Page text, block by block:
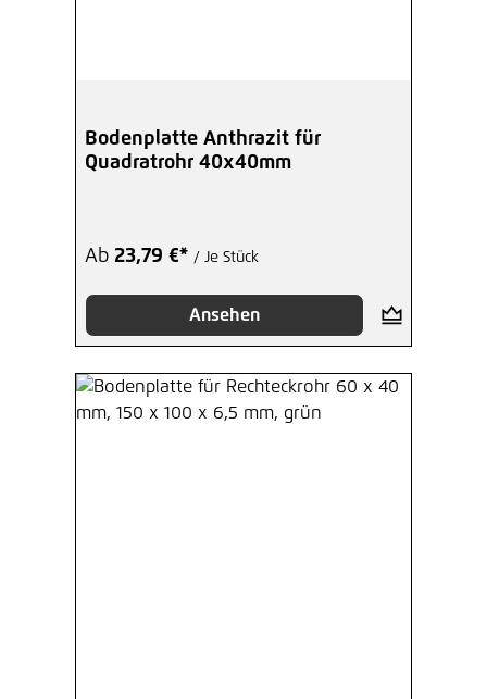
Bodenplatte Anthrazit für
Quadratrohr 40x40mm
Ab 23,79 €* / Je Stück
Ansehen